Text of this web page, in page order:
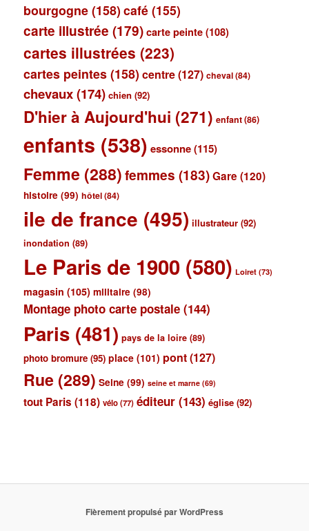
bourgogne (158) café (155)
carte illustrée (179) carte peinte (108)
cartes illustrées (223)
cartes peintes (158) centre(127) cheval(84)
chevaux(174) chien (92)
D'hier à Aujourd'hui (271) enfant(86)
enfants (538) essonne(115)
Femme (288)femmes (183)Gare (120)
histoire (99) hôtel(84)
ile de france (495) illustrateur (92)
inondation (89)
Le Paris de 1900 (580) Loiret (73)
magasin (105) militaire (98)
Montage photo carte postale (144)
Paris (481) pays de la loire (89)
photo bromure (95) place (101) pont(127)
Rue (289) Seine (99) seine et marne (69)
tout Paris (118) vélo(77) éditeur (143) église (92)
Fièrement propulsé par WordPress